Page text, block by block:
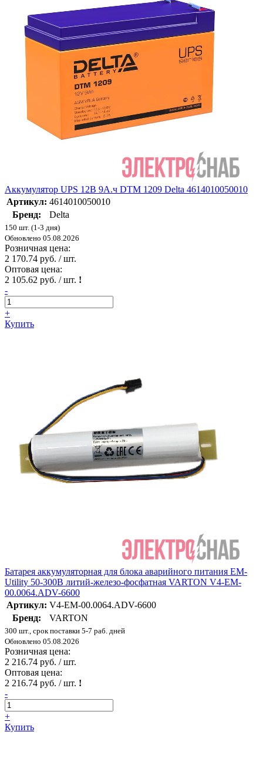
Аккумулятор UPS 12В 9А.ч DTM 1209 Delta 4614010050010
Артикул: 4614010050010
Бренд:
Delta
150 шт. (1-3 дня)
Обновлено 05.08.2026
Розничная цена:
2 170.74 руб. / шт.
Оптовая цена:
2 105.62 руб. / шт. !
-
+
Купить
Батарея аккумуляторная для блока аварийного питания EM-
Utility 50-300В литий-железо-фосфатная VARTON V4-EM-
00.0064.ADV-6600
Артикул: V4-EM-00.0064.ADV-6600
Бренд:
VARTON
300 шт., срок поставки 5-7 раб. дней
Обновлено 05.08.2026
Розничная цена:
2 216.74 руб. / шт.
Оптовая цена:
2 216.74 руб. / шт. !
-
+
Купить